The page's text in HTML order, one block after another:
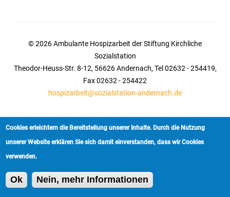
© 2026 Ambulante Hospizarbeit der Stiftung Kirchliche
Sozialstation
Theodor-Heuss-Str. 8-12, 56626 Andernach, Tel 02632 - 254419,
Fax 02632 - 254422
hospizarbeit@sozialstation-andernach.de
Startseite | Kontakt Impressum
Cookies erleichtern die Bereitstellung unserer Inhalte. Durch die Nutzung
unserer Website erklären Sie sich damit einverstanden, dass wir Cookies
verwenden.
Ok Nein, mehr Informationen